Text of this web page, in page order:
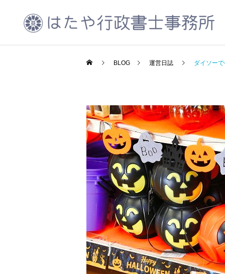
CCUS代行申請
会社設立
運営日誌
2023年10月振り返り
BLOG 運営日誌 ダイソー